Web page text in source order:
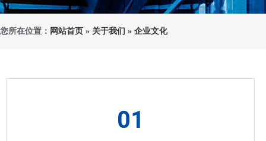
您所在位置： 网站首页 » 关于我们 » 企业文化
01